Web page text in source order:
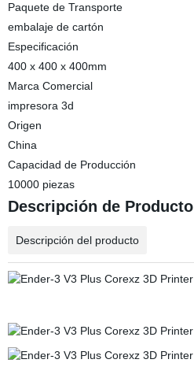
Paquete de Transporte
embalaje de cartón
Especificación
400 x 400 x 400mm
Marca Comercial
impresora 3d
Origen
China
Capacidad de Producción
10000 piezas
Descripción de Producto
Descripción del producto